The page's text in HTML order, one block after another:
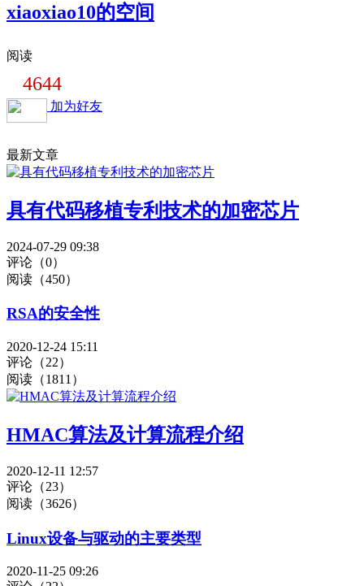
xiaoxiao10的空间
阅读
4644
加为好友
最新文章
具有代码移植专利技术的加密芯片
2024-07-29 09:38
评论（0）
阅读（450）
RSA的安全性
2020-12-24 15:11
评论（22）
阅读（1811）
HMAC算法及计算流程介绍
2020-12-11 12:57
评论（23）
阅读（3626）
Linux设备与驱动的主要类型
2020-11-25 09:26